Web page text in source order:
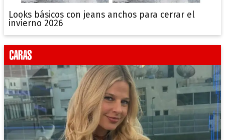
Looks básicos con jeans anchos para cerrar el
invierno 2026